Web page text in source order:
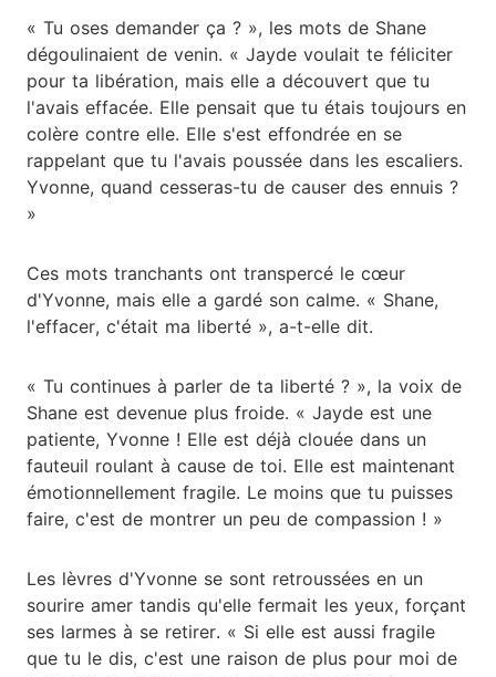
« Tu oses demander ça ? », les mots de Shane
dégoulinaient de venin. « Jayde voulait te féliciter
pour ta libération, mais elle a découvert que tu
l'avais effacée. Elle pensait que tu étais toujours en
colère contre elle. Elle s'est effondrée en se
rappelant que tu l'avais poussée dans les escaliers.
Yvonne, quand cesseras-tu de causer des ennuis ?
»
Ces mots tranchants ont transpercé le cœur
d'Yvonne, mais elle a gardé son calme. « Shane,
l'effacer, c'était ma liberté », a-t-elle dit.
« Tu continues à parler de ta liberté ? », la voix de
Shane est devenue plus froide. « Jayde est une
patiente, Yvonne ! Elle est déjà clouée dans un
fauteuil roulant à cause de toi. Elle est maintenant
émotionnellement fragile. Le moins que tu puisses
faire, c'est de montrer un peu de compassion ! »
Les lèvres d'Yvonne se sont retroussées en un
sourire amer tandis qu'elle fermait les yeux, forçant
ses larmes à se retirer. « Si elle est aussi fragile
que tu le dis, c'est une raison de plus pour moi de